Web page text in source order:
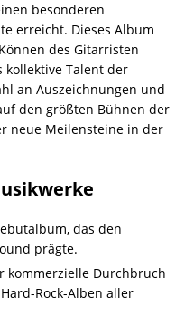
besonderen
erreicht. Dieses Album
des Gitarristen
kollektive Talent der
an Auszeichnungen und
den größten Bühnen der
neue Meilensteine in der
das den
prägte.
kommerzielle Durchbruch
Rock-Alben aller